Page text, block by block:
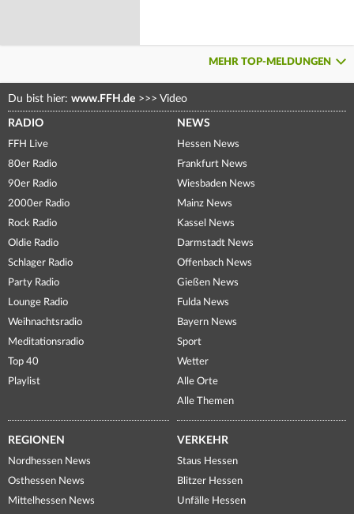
MEHR TOP-MELDUNGEN
Du bist hier: www.FFH.de >>> Video
RADIO
FFH Live
80er Radio
90er Radio
2000er Radio
Rock Radio
Oldie Radio
Schlager Radio
Party Radio
Lounge Radio
Weihnachtsradio
Meditationsradio
Top 40
Playlist
NEWS
Hessen News
Frankfurt News
Wiesbaden News
Mainz News
Kassel News
Darmstadt News
Offenbach News
Gießen News
Fulda News
Bayern News
Sport
Wetter
Alle Orte
Alle Themen
REGIONEN
Nordhessen News
Osthessen News
Mittelhessen News
VERKEHR
Staus Hessen
Blitzer Hessen
Unfälle Hessen